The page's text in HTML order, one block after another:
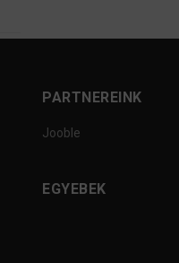
PARTNEREINK
Jooble
EGYEBEK